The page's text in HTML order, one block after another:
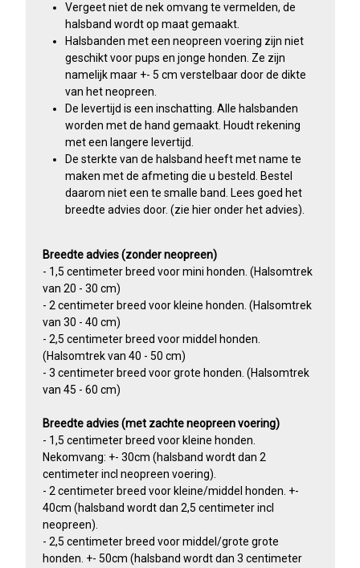
Vergeet niet de nek omvang te vermelden, de
halsband wordt op maat gemaakt.
Halsbanden met een neopreen voering zijn niet
geschikt voor pups en jonge honden. Ze zijn
namelijk maar +- 5 cm verstelbaar door de dikte
van het neopreen.
De levertijd is een inschatting. Alle halsbanden
worden met de hand gemaakt. Houdt rekening
met een langere levertijd.
De sterkte van de halsband heeft met name te
maken met de afmeting die u besteld. Bestel
daarom niet een te smalle band. Lees goed het
breedte advies door. (zie hier onder het advies).
Breedte advies (zonder neopreen)
- 1,5 centimeter breed voor mini honden. (Halsomtrek
van 20 - 30 cm)
- 2 centimeter breed voor kleine honden. (Halsomtrek
van 30 - 40 cm)
- 2,5 centimeter breed voor middel honden.
(Halsomtrek van 40 - 50 cm)
- 3 centimeter breed voor grote honden. (Halsomtrek
van 45 - 60 cm)
Breedte advies (met zachte neopreen voering)
- 1,5 centimeter breed voor kleine honden.
Nekomvang: +- 30cm (halsband wordt dan 2
centimeter incl neopreen voering).
- 2 centimeter breed voor kleine/middel honden. +-
40cm (halsband wordt dan 2,5 centimeter incl
neopreen).
- 2,5 centimeter breed voor middel/grote grote
honden. +- 50cm (halsband wordt dan 3 centimeter